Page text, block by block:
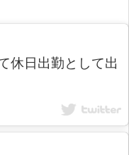
休日出勤として出